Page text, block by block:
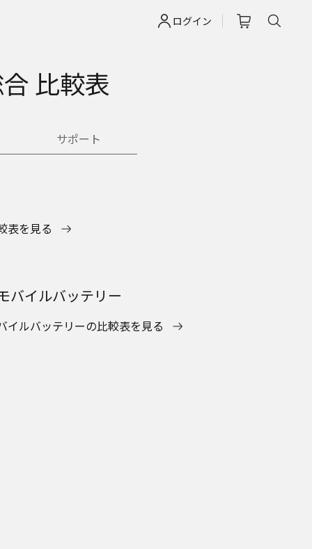
ログイン
比較表
サポート
表を見る
バイルバッテリー
イルバッテリーの比較表を見る